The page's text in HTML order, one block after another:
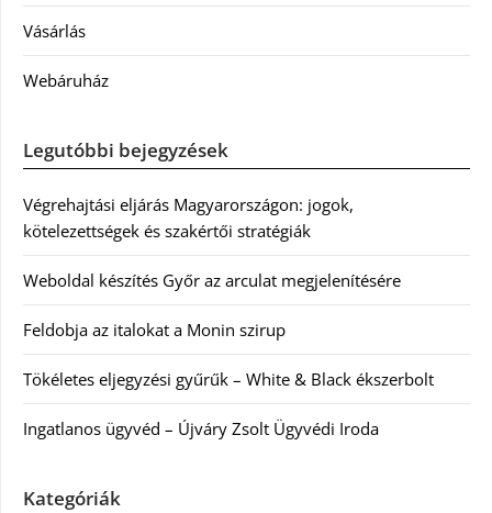
Vásárlás
Webáruház
Legutóbbi bejegyzések
Végrehajtási eljárás Magyarországon: jogok,
kötelezettségek és szakértői stratégiák
Weboldal készítés Győr az arculat megjelenítésére
Feldobja az italokat a Monin szirup
Tökéletes eljegyzési gyűrűk – White & Black ékszerbolt
Ingatlanos ügyvéd – Újváry Zsolt Ügyvédi Iroda
Kategóriák